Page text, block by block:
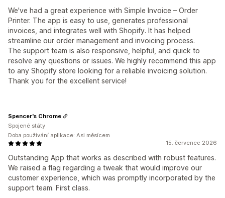
We've had a great experience with Simple Invoice – Order
Printer. The app is easy to use, generates professional
invoices, and integrates well with Shopify. It has helped
streamline our order management and invoicing process.
The support team is also responsive, helpful, and quick to
resolve any questions or issues. We highly recommend this app
to any Shopify store looking for a reliable invoicing solution.
Thank you for the excellent service!
15. červenec 2026
Outstanding App that works as described with robust features.
We raised a flag regarding a tweak that would improve our
customer experience, which was promptly incorporated by the
support team. First class.
Spencer's Chrome
Spojené státy
Doba používání aplikace: Asi měsícem